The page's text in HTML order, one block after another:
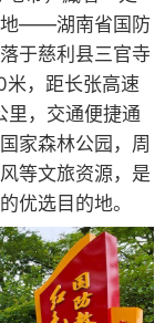
地——湖南省国防
于慈利县三官寺
，距长张高速
里，交通便捷通
家森林公园，周
等文旅资源，是
优选目的地。